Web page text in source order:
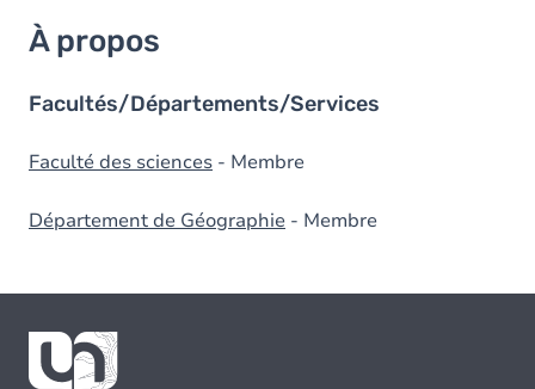
À propos
Facultés/Départements/Services
Faculté des sciences - Membre
Département de Géographie - Membre